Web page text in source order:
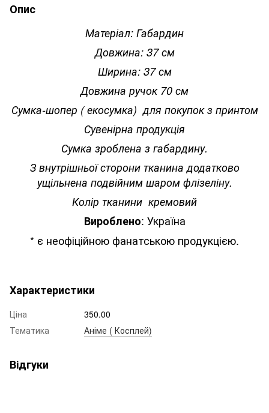
Опис
Матеріал: Габардин
Довжина: 37 см
Ширина: 37 см
Довжина ручок 70 см
Сумка-шопер ( екосумка) для покупок з принтом
Сувенірна продукція
Сумка зроблена з габардину.
З внутрішньої сторони тканина додатково
ущільнена подвійним шаром флізеліну.
Колір тканини кремовий
Вироблено: Україна
* є неофіційною фанатською продукцією.
Характеристики
Ціна
350.00
Тематика
Аніме ( Косплей)
Відгуки